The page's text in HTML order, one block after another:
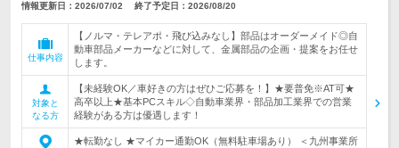
情報更新日：2026/07/02 終了予定日：2026/08/20
仕事内容
【ノルマ・テレアポ・飛び込みなし】部品はオーダーメイド◎自
動車部品メーカーなどに対して、金属部品の企画・提案をお任せ
します。
対象と
なる方
【未経験OK／車好きの方はぜひご応募を！】★要普免※AT可★
高卒以上★基本PCスキル◇自動車業界・部品加工業界での営業
経験がある方は優遇します！
★転勤なし ★マイカー通勤OK（無料駐車場あり） ＜九州事業所